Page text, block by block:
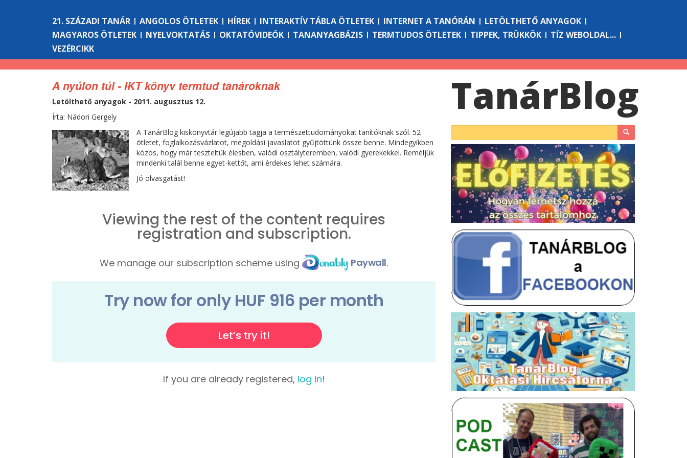
21. SZÁZADI TANÁR ANGOLOS ÖTLETEK HÍREK INTERAKTÍV TÁBLA ÖTLETEK INTERNET A TANÓRÁN
LETÖLTHETŐ ANYAGOK
MAGYAROS ÖTLETEK
NYELVOKTATÁS OKTATÓVIDEÓK TANANYAGBÁZIS TERMTUDOS ÖTLETEK TIPPEK, TRÜKKÖK
TÍZ WEBOLDAL...
VEZÉRCIKK
A nyúlon túl - IKT könyv termtud tanároknak
Letölthető anyagok - 2011. augusztus 12.
Írta: Nádori Gergely
A TanárBlog kiskönyvtár legújabb tagja a természettudományokat tanítóknak szól. 52
ötletet, foglalkozásvázlatot, megoldási javaslatot gyűjtöttünk össze benne. Mindegyikben
közös, hogy már teszteltük élesben, valódi osztályteremben, valódi gyerekekkel. Reméljük
mindenki talál benne egyet-kettőt, ami érdekes lehet számára.
Jó olvasgatást!
TanárBlog